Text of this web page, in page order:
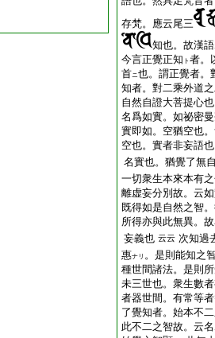
存梵。應云尾三
知也。故漢語
今言正覺正知 ト 者。
首ニ也。謂正覺者。
知者。對二乘外道
自然自證大菩提心
名爲如實。如祕密
實即如。空猶空也
空也。實者非妄語
名實也。猶覺了無
一切衆生本來本有
離虚妄分別故。云
既得如是自然之智
所得亦與此無異。
妄義也 云云 次知過
惠ナリ 。是則能知之
種世間諸法。是則
未三世也。衆生數
者器世間。有常等
了覺知者。始本不
此不二之智故。云